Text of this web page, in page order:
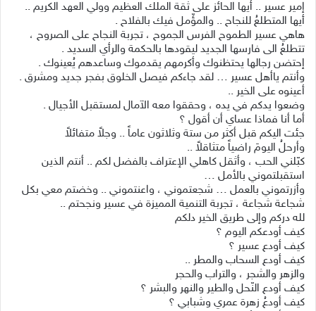
إمير عسير .. أيها الحائز على ثقة الملك العظيم وولي العهد الكريم ..
أيها المتطلعُ للنجاح .. والمؤّمل فيك بالفلاح .
هاهي عسير الطموح الفرس الجموح ، تجربة النجاح على الصروح ،
تتطلعُ الى فارسها الجديد ليقودها بالحكمة والرأي السديد .
إحتضن رجالها يحتظنوك وأكرمهم يقدموك وساعدهم يُعينوك .
وأنتم ياأهل عسير … لقد جاءكم فيصل الخلوق بفجر جديد ومشرق .
أعينوه على الخير ..
وضعوا يدكم في يده ، وحققوا معه الآمال لمستقبل الأجيال .
أما أنا فماذا عساي أن أقول ؟
جئت اليكم قبل أكثر من ستة وثلاثون عاماً .. وجلاً متفائلاً
وأرحلُ اليومَ راضياً متثاقلاً ..
كبّلني الحب ، وأثقل كاهلي الإعتراف بالفضل لكم .. أنتم الذين
استقبلتموني بالأمل …
وأزرتموني بالعمل … شجعتموني ، واعنتموني .. وخضتم معي بكل
شجاعة شجاعة ، تجربة التنمية المميزة في عسير ونجحتم ..
لله دركم وإلى طريق الخير دلكم
كيف أودعكم اليوم ؟
كيف أودع عسير ؟
كيف أودع السحاب والمطر ..
والزهر والشجر ، والتراب والحجر
كيف أودع النّحل والطير والنهر والبشر ؟
كيف أودعُ زهرة عمري وشبابي ؟